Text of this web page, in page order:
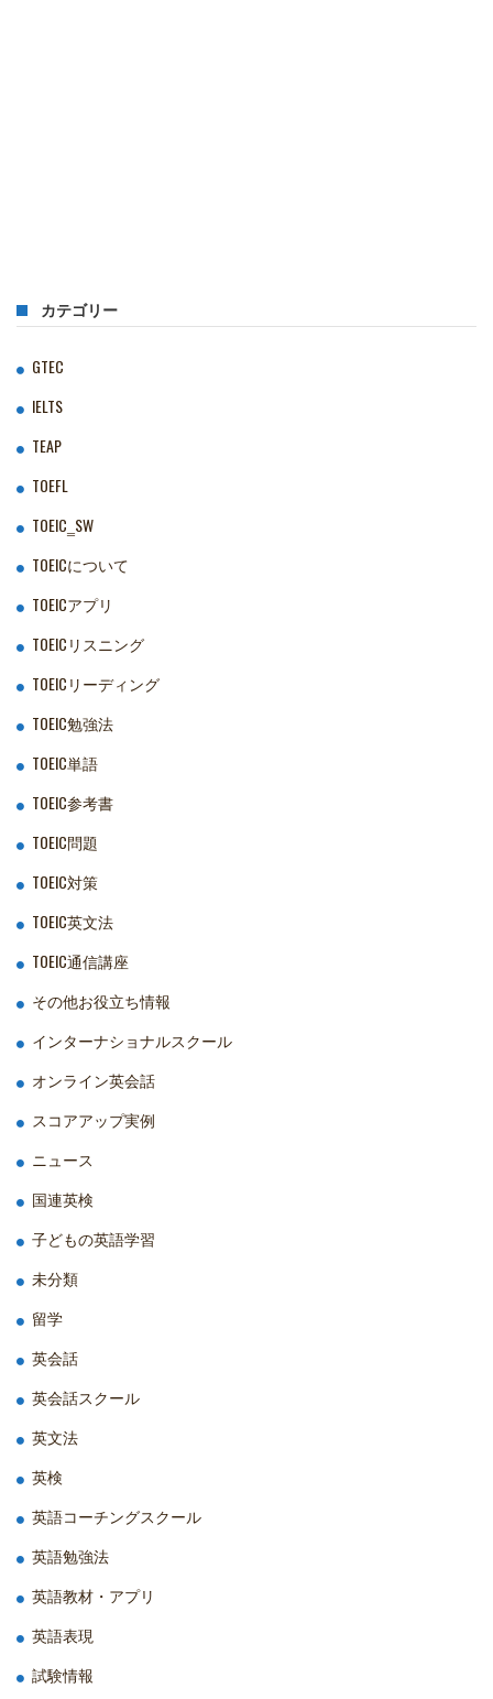
カテゴリー
GTEC
IELTS
TEAP
TOEFL
TOEIC‗SW
TOEICについて
TOEICアプリ
TOEICリスニング
TOEICリーディング
TOEIC勉強法
TOEIC単語
TOEIC参考書
TOEIC問題
TOEIC対策
TOEIC英文法
TOEIC通信講座
その他お役立ち情報
インターナショナルスクール
オンライン英会話
スコアアップ実例
ニュース
国連英検
子どもの英語学習
未分類
留学
英会話
英会話スクール
英文法
英検
英語コーチングスクール
英語勉強法
英語教材・アプリ
英語表現
試験情報